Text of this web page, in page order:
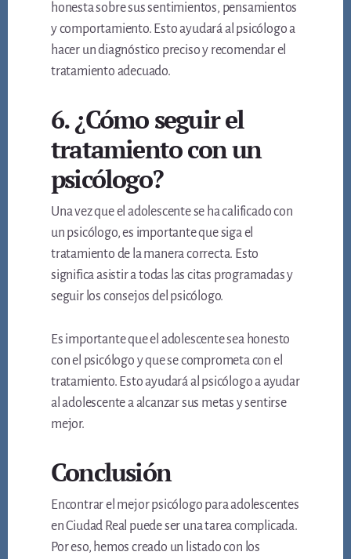
honesta sobre sus sentimientos, pensamientos
y comportamiento. Esto ayudará al psicólogo a
hacer un diagnóstico preciso y recomendar el
tratamiento adecuado.
6. ¿Cómo seguir el
tratamiento con un
psicólogo?
Una vez que el adolescente se ha calificado con
un psicólogo, es importante que siga el
tratamiento de la manera correcta. Esto
significa asistir a todas las citas programadas y
seguir los consejos del psicólogo.
Es importante que el adolescente sea honesto
con el psicólogo y que se comprometa con el
tratamiento. Esto ayudará al psicólogo a ayudar
al adolescente a alcanzar sus metas y sentirse
mejor.
Conclusión
Encontrar el mejor psicólogo para adolescentes
en Ciudad Real puede ser una tarea complicada.
Por eso, hemos creado un listado con los